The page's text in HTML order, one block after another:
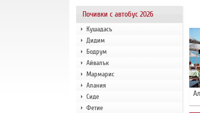
Почивки с автобус 2026
Кушадасъ
Дидим
Бодрум
Айвалък
Мармарис
Алания
Сиде
Фетие